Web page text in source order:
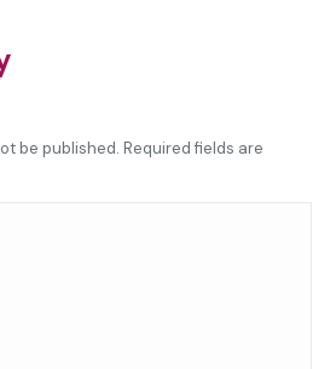
be published. Required fields are